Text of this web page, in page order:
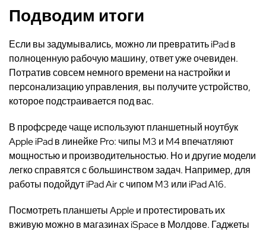
Подводим итоги
Если вы задумывались, можно ли превратить iPad в
полноценную рабочую машину, ответ уже очевиден.
Потратив совсем немного времени на настройки и
персонализацию управления, вы получите устройство,
которое подстраивается под вас.
В профсреде чаще используют планшетный ноутбук
Apple iPad в линейке Pro: чипы M3 и M4 впечатляют
мощностью и производительностью. Но и другие модели
легко справятся с большинством задач. Например, для
работы подойдут iPad Air с чипом M3 или iPad A16.
Посмотреть планшеты Apple и протестировать их
вживую можно в магазинах iSpace в Молдове. Гаджеты